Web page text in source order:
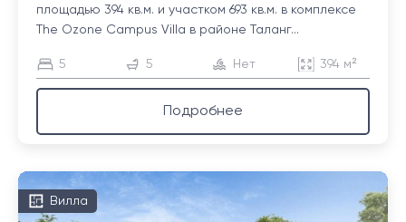
площадью 394 кв.м. и участком 693 кв.м. в комплексе
The Ozone Campus Villa в районе Таланг...
5 5 Нет 394 м²
Подробнее
Вилла